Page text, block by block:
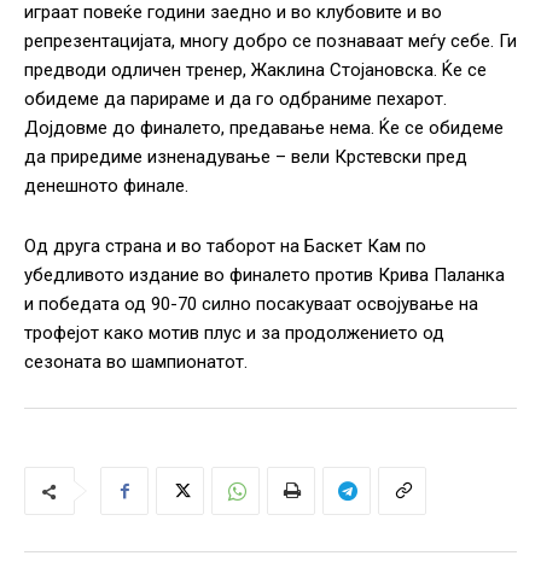
играат повеќе години заедно и во клубовите и во
репрезентацијата, многу добро се познаваат меѓу себе. Ги
предводи одличен тренер, Жаклина Стојановска. Ќе се
обидеме да парираме и да го одбраниме пехарот.
Дојдовме до финалето, предавање нема. Ќе се обидеме
да приредиме изненадување – вели Крстевски пред
денешното финале.
Од друга страна и во таборот на Баскет Кам по
убедливото издание во финалето против Крива Паланка
и победата од 90-70 силно посакуваат освојување на
трофејот како мотив плус и за продолжението од
сезоната во шампионатот.